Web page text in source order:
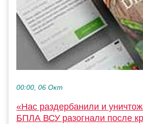
00:00, 06 Окт
«Нас раздербанили и
БПЛА ВСУ разогнали после